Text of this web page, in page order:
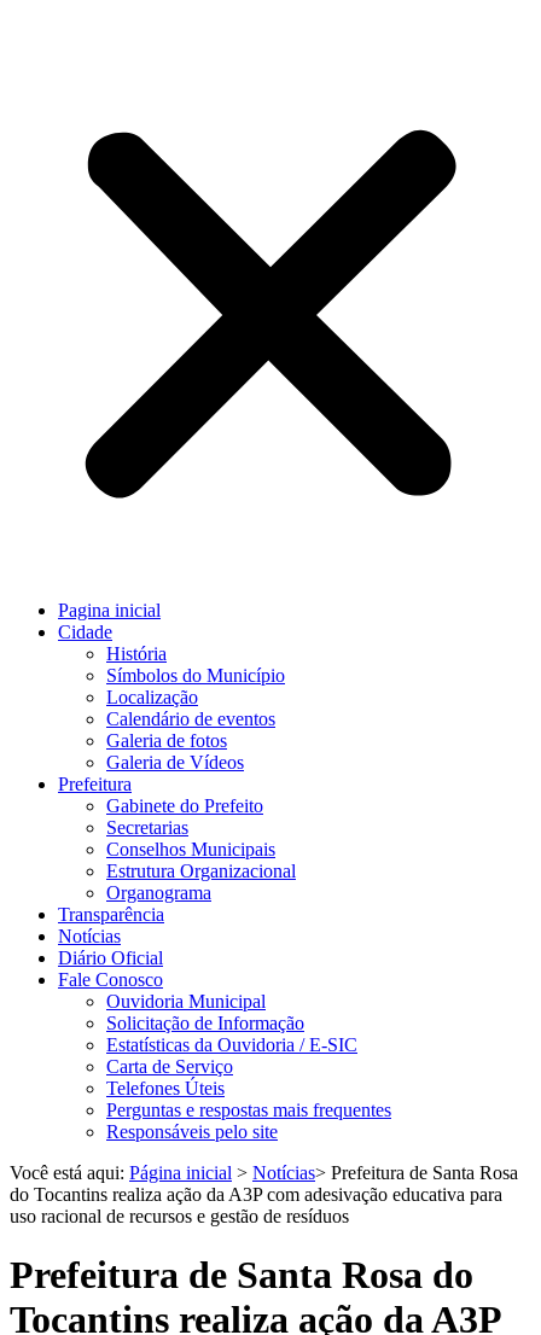
Pagina inicial
Cidade
História
Símbolos do Município
Localização
Calendário de eventos
Galeria de fotos
Galeria de Vídeos
Prefeitura
Gabinete do Prefeito
Secretarias
Conselhos Municipais
Estrutura Organizacional
Organograma
Transparência
Notícias
Diário Oficial
Fale Conosco
Ouvidoria Municipal
Solicitação de Informação
Estatísticas da Ouvidoria / E-SIC
Carta de Serviço
Telefones Úteis
Perguntas e respostas mais frequentes
Responsáveis pelo site
Você está aqui: Página inicial > Notícias> Prefeitura de Santa Rosa
do Tocantins realiza ação da A3P com adesivação educativa para
uso racional de recursos e gestão de resíduos
Prefeitura de Santa Rosa do
Tocantins realiza ação da A3P